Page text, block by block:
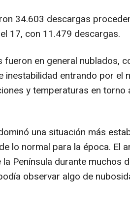
34.603 descargas
17, con 11.479 descargas.
en general nublados,
inestabilidad entrando por el
y temperaturas en torno
una situación más
lo normal para la época. El
Península durante muchos
observar algo de